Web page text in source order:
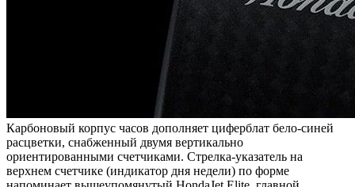
Карбоновый корпус часов дополняет циферблат бело-синей
расцветки, снабженный двумя вертикально
ориентированными счетчиками. Стрелка-указатель на
верхнем счетчике (индикатор дня недели) по форме